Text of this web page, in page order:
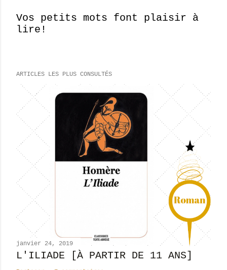
E
g
t
r
c
m
n
t
Vos petits mots font plaisir à
lire!
ARTICLES LES PLUS CONSULTÉS
janvier 24, 2019
L'ILIADE [À PARTIR DE 11 ANS]